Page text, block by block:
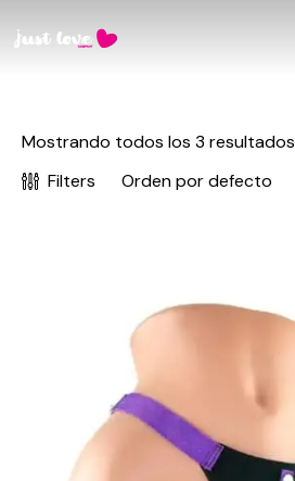
Mostrando todos los 3 resultados
Filters